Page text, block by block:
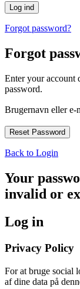
Forgot password?
Forgot
Enter your account
password.
Brugernavn eller e-
Back to Login
Your
invalid or
Log in
Privacy Policy
For at bruge social
af dine data på